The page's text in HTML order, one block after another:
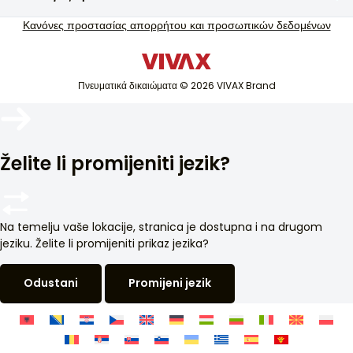
Υποστήριξη σέρβις εγγύησης
Υποστήριξη σέρβις εκτός εγγύησης
Τηλεόραση και ήχος
Πνευματικά δικαιώματα © 2026 VIVAX Brand
Κανόνες προστασίας απορρήτου και προσωπικών δεδομένων
Želite li promijeniti jezik?
Na temelju vaše lokacije, stranica je dostupna i na drugom
jeziku. Želite li promijeniti prikaz jezika?
Odustani Promijeni jezik